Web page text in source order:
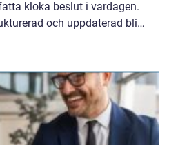
kloka beslut i vardagen.
och uppdaterad blir